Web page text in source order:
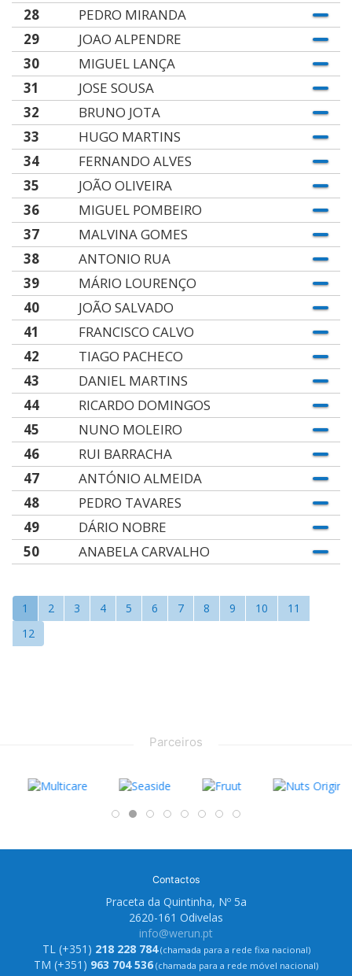
28
PEDRO MIRANDA
29
JOAO ALPENDRE
30
MIGUEL LANÇA
31
JOSE SOUSA
32
BRUNO JOTA
33
HUGO MARTINS
34
FERNANDO ALVES
35
JOÃO OLIVEIRA
36
MIGUEL POMBEIRO
37
MALVINA GOMES
38
ANTONIO RUA
39
MÁRIO LOURENÇO
40
JOÃO SALVADO
41
FRANCISCO CALVO
42
TIAGO PACHECO
43
DANIEL MARTINS
44
RICARDO DOMINGOS
45
NUNO MOLEIRO
46
RUI BARRACHA
47
ANTÓNIO ALMEIDA
48
PEDRO TAVARES
49
DÁRIO NOBRE
50
ANABELA CARVALHO
1 2 3 4 5 6 7 8 9 10
11
12
Parceiros
Contactos
Praceta da Quintinha, Nº 5a
2620-161 Odivelas
info@werun.pt
TL (+351) 218 228 784(chamada para a rede fixa nacional)
TM (+351) 963 704 536 (chamada para a rede móvel nacional)